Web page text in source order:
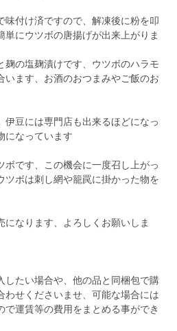
味付け済ですので、解凍後に粉を叩
単にウツボの唐揚げが出来上がりま
麹の塩麹漬けです、ウツボのハラモ
います、お酒のおつまみやご飯のお
伊豆には専門店も出来るほどになっ
になっています
ボです、この機会に一度召し上がっ
ツボは刺し網や籠罠に掛かった物を
なります、よろしくお願いしま
したい場合や、他の品と同梱包で購
わせくださいませ、可能な場合には
で運賃等の費用をまとめる事ができ